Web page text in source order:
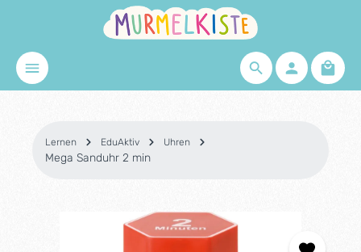
Zum Hauptinhalt springen
Lernen EduAktiv Uhren
Mega Sanduhr 2 min
Bildergalerie überspringen